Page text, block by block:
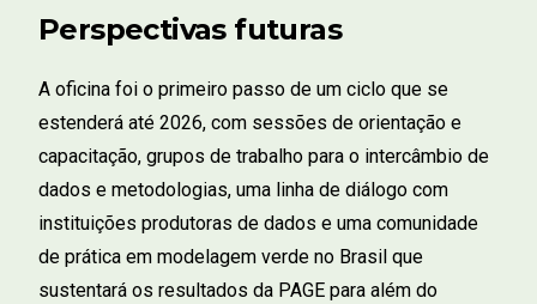
Perspectivas futuras
A oficina foi o primeiro passo de um ciclo que se
estenderá até 2026, com sessões de orientação e
capacitação, grupos de trabalho para o intercâmbio de
dados e metodologias, uma linha de diálogo com
instituições produtoras de dados e uma comunidade
de prática em modelagem verde no Brasil que
sustentará os resultados da PAGE para além do